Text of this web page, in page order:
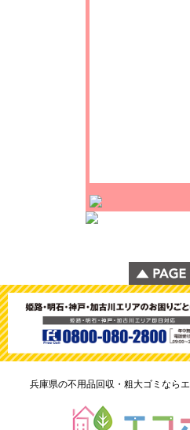
兵庫県の不用品回収・粗大ゴミなら